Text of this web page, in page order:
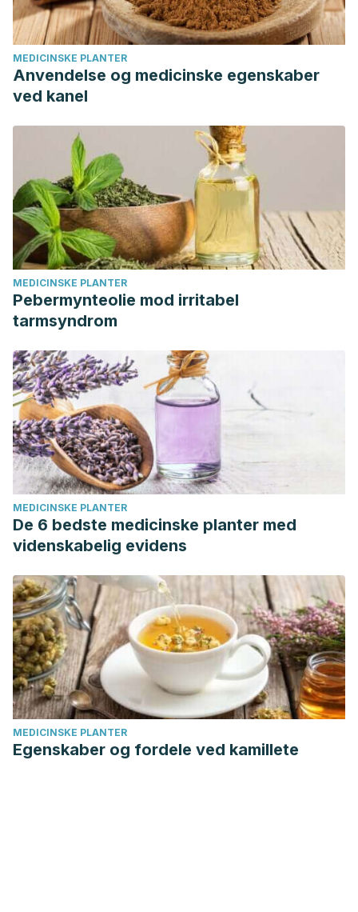
MEDICINSKE PLANTER
Anvendelse og medicinske egenskaber
ved kanel
MEDICINSKE PLANTER
Pebermynteolie mod irritabel
tarmsyndrom
MEDICINSKE PLANTER
De 6 bedste medicinske planter med
videnskabelig evidens
MEDICINSKE PLANTER
Egenskaber og fordele ved kamillete